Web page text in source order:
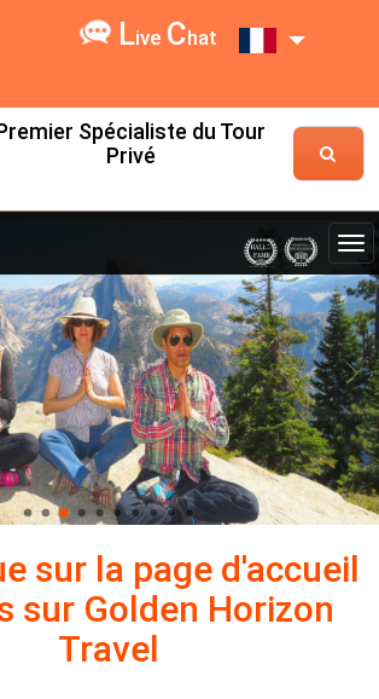
Live Chat
Spécialiste du Tour
Privé
sur la page d'accueil
sur Golden Horizon
Travel